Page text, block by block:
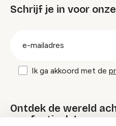
Schrijf je in voor
Ik ga akkoord met de
Ontdek de wereld
van festivals!